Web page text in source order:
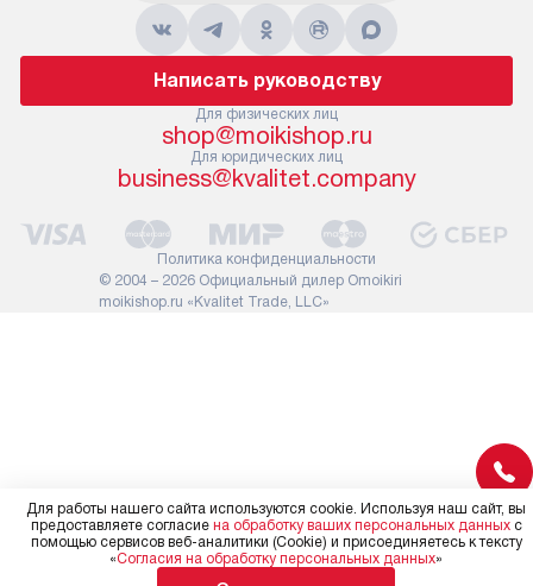
подлежит оплате. Важно
помнить, что если размеры
прибора не позволяют его
проходу через дверной проем,
сотрудники транспортной
службы не имеют права
демонтировать дверцы, ручки
или другие выступающие
элементы, так как это может
повлиять на гарантийное
обслуживание в будущем.
требуется
Написать руководству
Для физических лиц
shop@moikishop.ru
Для юридических лиц
business@kvalitet.company
© 2004 – 2026 Официальный дилер Omoikiri
moikishop.ru «Kvalitet Trade, LLC»
Политика конфиденциальности
Для работы нашего сайта используются cookie. Используя наш сайт, вы
предоставляете согласие на обработку ваших персональных данныхс
помощью сервисов веб-аналитики (Cookie) и присоединяетесь к тексту
«Согласия на обработку персональных данных»